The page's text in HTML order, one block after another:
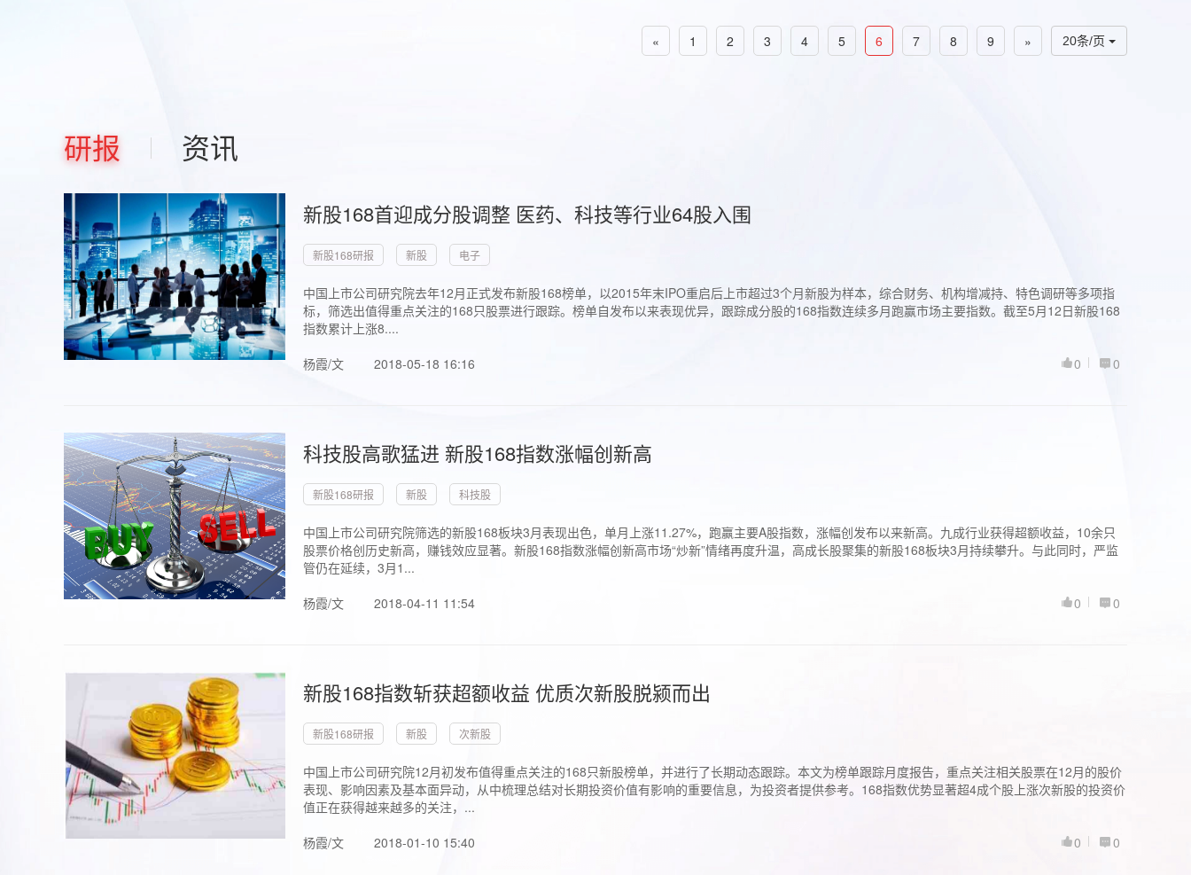
20条/页
« 1 2 3 4 5 6 7 8 9 »
研报 资讯
新股168首迎成分股调整 医药、科技等行业64股入围
新股168研报 新股 电子
中国上市公司研究院去年12月正式发布新股168榜单，以2015年末IPO重启后上市超过3个月新股为样本，综合财务、机构增减持、特色调研等多项指
标，筛选出值得重点关注的168只股票进行跟踪。榜单自发布以来表现优异，跟踪成分股的168指数连续多月跑赢市场主要指数。截至5月12日新股168
指数累计上涨8....
杨霞/文
2018-05-18 16:16 0
0
科技股高歌猛进 新股168指数涨幅创新高
新股168研报 新股 科技股
中国上市公司研究院筛选的新股168板块3月表现出色，单月上涨11.27%，跑赢主要A股指数，涨幅创发布以来新高。九成行业获得超额收益，10余只
股票价格创历史新高，赚钱效应显著。新股168指数涨幅创新高市场“炒新”情绪再度升温，高成长股聚集的新股168板块3月持续攀升。与此同时，严监
管仍在延续，3月1...
杨霞/文
2018-04-11 11:54 0
0
新股168指数斩获超额收益 优质次新股脱颍而出
新股168研报 新股 次新股
中国上市公司研究院12月初发布值得重点关注的168只新股榜单，并进行了长期动态跟踪。本文为榜单跟踪月度报告，重点关注相关股票在12月的股价
表现、影响因素及基本面异动，从中梳理总结对长期投资价值有影响的重要信息，为投资者提供参考。168指数优势显著超4成个股上涨次新股的投资价
值正在获得越来越多的关注，...
杨霞/文
2018-01-10 15:40 0
0